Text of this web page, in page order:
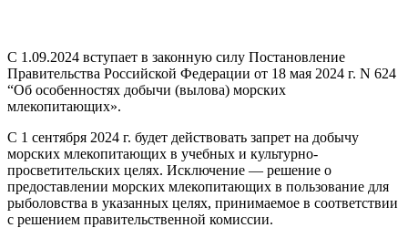
С 1.09.2024 вступает в законную силу Постановление
Правительства Российской Федерации от 18 мая 2024 г. N 624
“Об особенностях добычи (вылова) морских
млекопитающих».
С 1 сентября 2024 г. будет действовать запрет на добычу
морских млекопитающих в учебных и культурно-
просветительских целях. Исключение — решение о
предоставлении морских млекопитающих в пользование для
рыболовства в указанных целях, принимаемое в соответствии
с решением правительственной комиссии.